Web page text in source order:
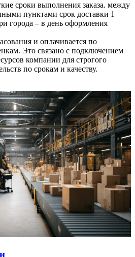
сроки выполнения заказа. между
пунктами срок доставки 1
города – в день оформления
и оплачивается по
Это связано с подключением
компании для строгого
по срокам и качеству.